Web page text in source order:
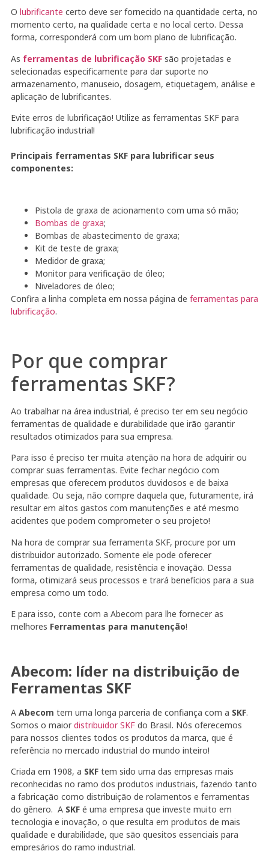
O lubrificante certo deve ser fornecido na quantidade certa, no
momento certo, na qualidade certa e no local certo. Dessa
forma, corresponderá com um bom plano de lubrificação.
As ferramentas de lubrificação SKFsão projetadas e
selecionadas especificamente para dar suporte no
armazenamento, manuseio, dosagem, etiquetagem, análise e
aplicação de lubrificantes.
Evite erros de lubrificação! Utilize as ferramentas SKF para
lubrificação industrial!
Principais ferramentas SKF para lubrificar seus
componentes:
Pistola de graxa de acionamento com uma só mão;
Bombas de graxa;
Bombas de abastecimento de graxa;
Kit de teste de graxa;
Medidor de graxa;
Monitor para verificação de óleo;
Niveladores de óleo;
Confira a linha completa em nossa página de ferramentas para
lubrificação.
Por que comprar
ferramentas SKF?
Ao trabalhar na área industrial, é preciso ter em seu negócio
ferramentas de qualidade e durabilidade que irão garantir
resultados otimizados para sua empresa.
Para isso é preciso ter muita atenção na hora de adquirir ou
comprar suas ferramentas. Evite fechar negócio com
empresas que oferecem produtos duvidosos e de baixa
qualidade. Ou seja, não compre daquela que, futuramente, irá
resultar em altos gastos com manutenções e até mesmo
acidentes que podem comprometer o seu projeto!
Na hora de comprar sua ferramenta SKF, procure por um
distribuidor autorizado. Somente ele pode oferecer
ferramentas de qualidade, resistência e inovação. Dessa
forma, otimizará seus processos e trará benefícios para a sua
empresa como um todo.
E para isso, conte com a Abecom para lhe fornecer as
melhores Ferramentas para manutenção!
Abecom: líder na distribuição de
Ferramentas SKF
A Abecom tem uma longa parceria de confiança com a SKF.
Somos o maior distribuidor SKFdo Brasil. Nós oferecemos
para nossos clientes todos os produtos da marca, que é
referência no mercado industrial do mundo inteiro!
Criada em 1908, a SKFtem sido uma das empresas mais
reconhecidas no ramo dos produtos industriais, fazendo tanto
a fabricação como distribuição de rolamentos e ferramentas
do gênero. A SKF é uma empresa que investe muito em
tecnologia e inovação, o que resulta em produtos de mais
qualidade e durabilidade, que são quesitos essenciais para
empresários do ramo industrial.